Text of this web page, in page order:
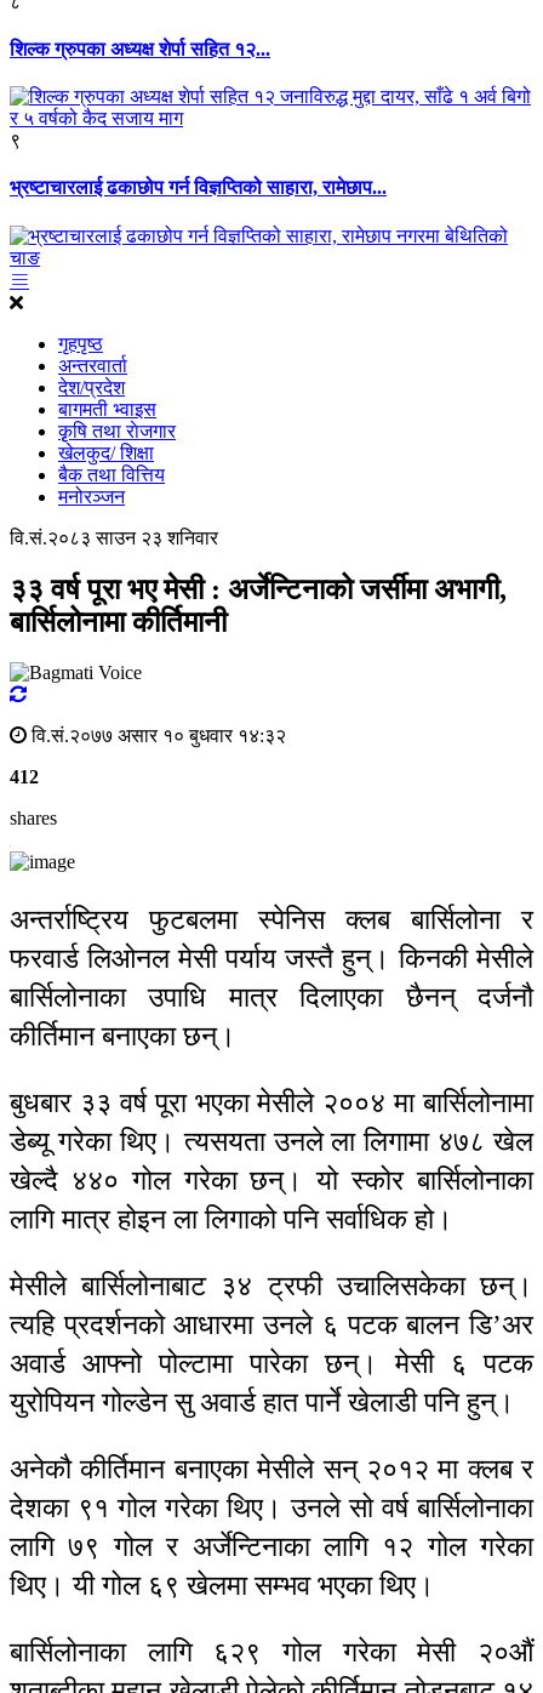
शिल्क ग्रुपका अध्यक्ष शेर्पा सहित १२...
९
भ्रष्टाचारलाई ढकाछोप गर्न विज्ञप्तिको साहारा, रामेछाप...
गृहपृष्ठ
अन्तरवार्ता
देश/प्रदेश
बागमती भ्वाइस
कृृषि तथा राेजगार
खेलकुद/ शिक्षा
बैक तथा वित्तिय
मनोरञ्जन
वि.सं.२०८३ साउन २३ शनिवार
३३ वर्ष पूरा भए मेसी : अर्जेन्टिनाको जर्सीमा अभागी,
बार्सिलोनामा कीर्तिमानी
वि.सं.२०७७ असार १० बुधवार १४:३२
412
shares
अन्तर्राष्ट्रिय फुटबलमा स्पेनिस क्लब बार्सिलोना र
फरवार्ड लिओनल मेसी पर्याय जस्तै हुन्। किनकी मेसीले
बार्सिलोनाका उपाधि मात्र दिलाएका छैनन् दर्जनौ
कीर्तिमान बनाएका छन्।
बुधबार ३३ वर्ष पूरा भएका मेसीले २००४ मा बार्सिलोनामा
डेब्यू गरेका थिए। त्यसयता उनले ला लिगामा ४७८ खेल
खेल्दै ४४० गोल गरेका छन्। यो स्कोर बार्सिलोनाका
लागि मात्र होइन ला लिगाको पनि सर्वाधिक हो।
मेसीले बार्सिलोनाबाट ३४ ट्रफी उचालिसकेका छन्।
त्यहि प्रदर्शनको आधारमा उनले ६ पटक बालन डि’अर
अवार्ड आफ्नो पोल्टामा पारेका छन्। मेसी ६ पटक
युरोपियन गोल्डेन सु अवार्ड हात पार्ने खेलाडी पनि हुन्।
अनेकौ कीर्तिमान बनाएका मेसीले सन् २०१२ मा क्लब र
देशका ९१ गोल गरेका थिए। उनले सो वर्ष बार्सिलोनाका
लागि ७९ गोल र अर्जेन्टिनाका लागि १२ गोल गरेका
थिए। यी गोल ६९ खेलमा सम्भव भएका थिए।
बार्सिलोनाका लागि ६२९ गोल गरेका मेसी २०औं